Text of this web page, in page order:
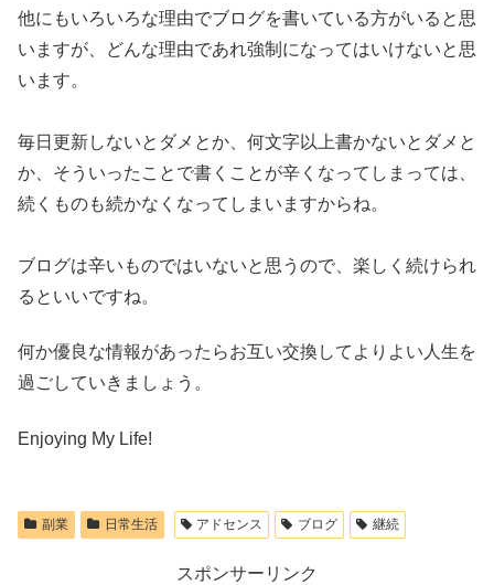
他にもいろいろな理由でブログを書いている方がいると思
いますが、どんな理由であれ強制になってはいけないと思
います。
毎日更新しないとダメとか、何文字以上書かないとダメと
か、そういったことで書くことが辛くなってしまっては、
続くものも続かなくなってしまいますからね。
ブログは辛いものではいないと思うので、楽しく続けられ
るといいですね。
何か優良な情報があったらお互い交換してよりよい人生を
過ごしていきましょう。
Enjoying My Life!
副業 日常生活 アドセンス ブログ 継続
スポンサーリンク